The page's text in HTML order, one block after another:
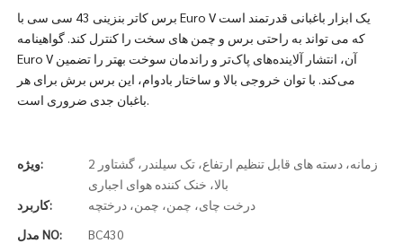
برس کاتر بنزینی 43 سی سی با Euro V یک ابزار باغبانی قدرتمند است
که می تواند به راحتی برس و چمن های سخت را کنترل کند. گواهینامه
Euro V آن، انتشار آلاینده‌های پاک‌تر و راندمان سوخت بهتر را تضمین
می‌کند. با توان خروجی بالا و ساختار بادوام، این برس برش برای هر
باغبان جدی ضروری است.
ویژه:
2 زمانه، دسته های قابل تنظیم ارتفاع، تک سیلندر، گشتاور
بالا، خنک کننده هوای اجباری
کاربرد:
درخت چای، چمن، چمن، درختچه
مدل NO:
BC430